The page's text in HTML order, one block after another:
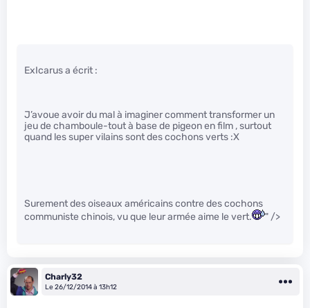
ExIcarus a écrit :
J’avoue avoir du mal à imaginer comment transformer un
jeu de chamboule-tout à base de pigeon en film , surtout
quand les super vilains sont des cochons verts :X
Surement des oiseaux américains contre des cochons
communiste chinois, vu que leur armée aime le vert.
" />
Charly32
Le 26/12/2014 à 13h12